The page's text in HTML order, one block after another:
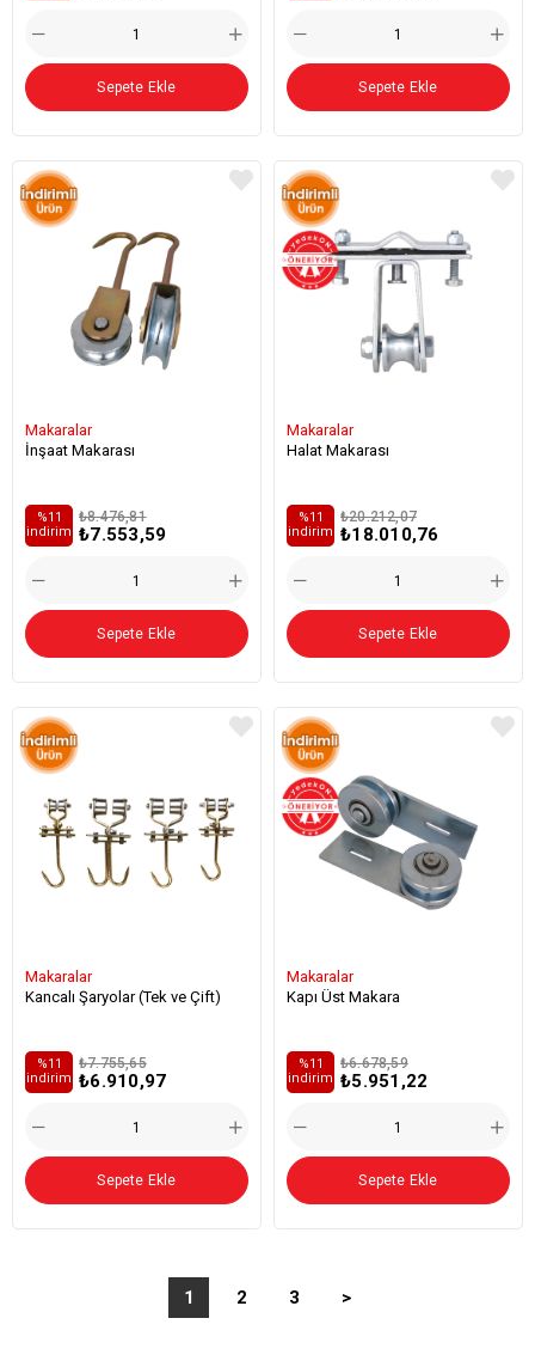
Sepete Ekle Sepete Ekle
Makaralar
İnşaat Makarası
₺7.553,59
₺8.476,81
%11
i̇ndirim
Sepete Ekle
Makaralar
Halat Makarası
₺18.010,76
₺20.212,07
%11
i̇ndirim
Sepete Ekle
Makaralar
Kancalı Şaryolar (Tek ve Çift)
₺6.910,97
₺7.755,65
%11
i̇ndirim
Sepete Ekle
Makaralar
Kapı Üst Makara
₺5.951,22
₺6.678,59
%11
i̇ndirim
Sepete Ekle
1 2 3 >